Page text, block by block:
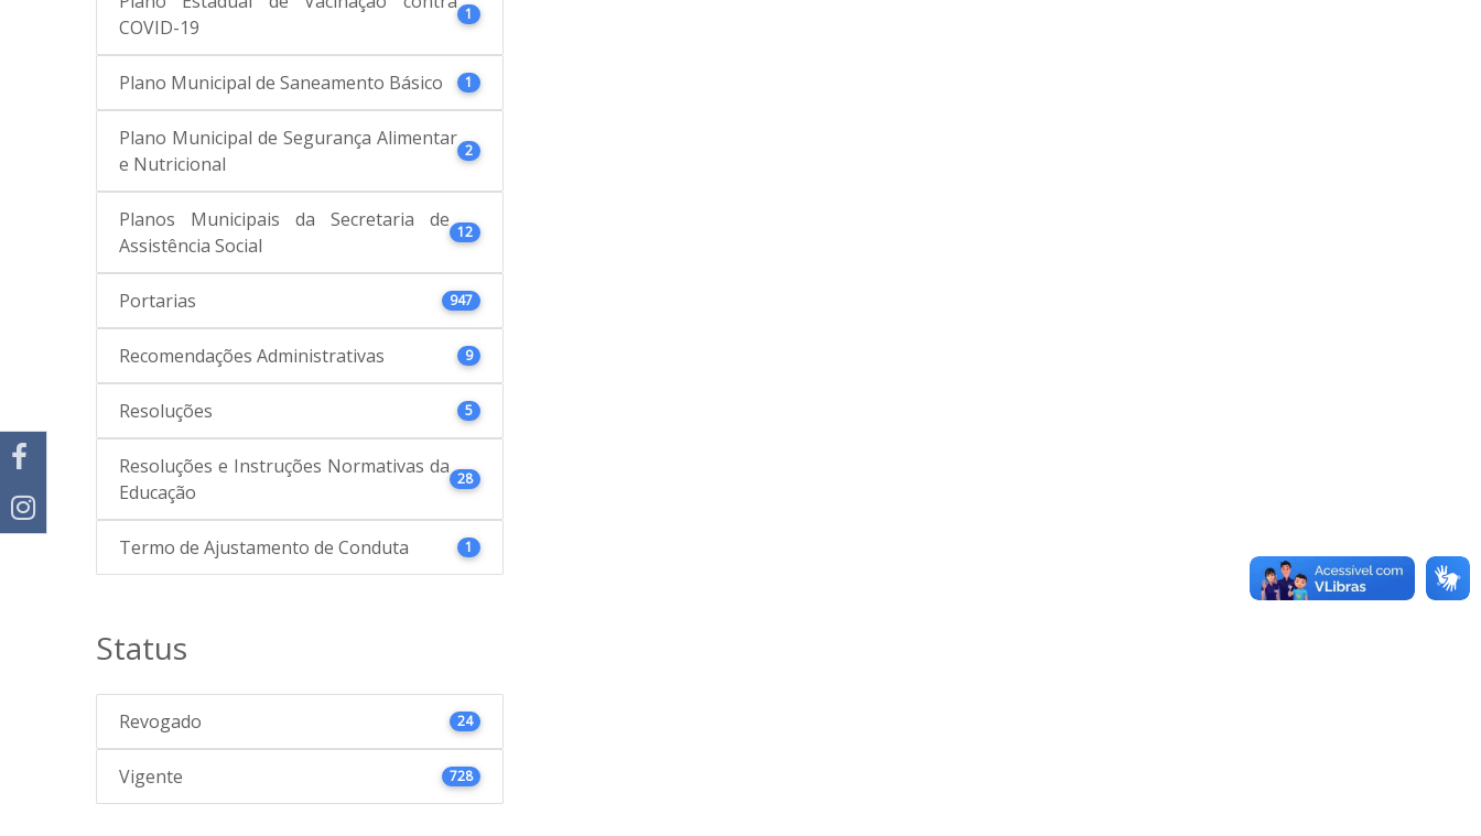
COVID-19
1
Plano Municipal de Saneamento Básico 1
Plano Municipal de Segurança Alimentar
e Nutricional
2
Planos Municipais da Secretaria de
Assistência Social
12
Portarias 947
Recomendações Administrativas 9
Resoluções 5
Resoluções e Instruções Normativas da
Educação
28
Termo de Ajustamento de Conduta 1
Status
Revogado 24
Vigente 728